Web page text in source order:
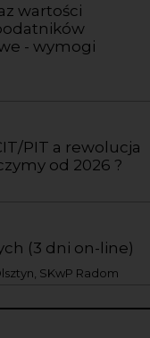
wartości
- wymogi
PIT a rewolucja
od 2026 ?
(3 dni on-line)
SKwP Radom